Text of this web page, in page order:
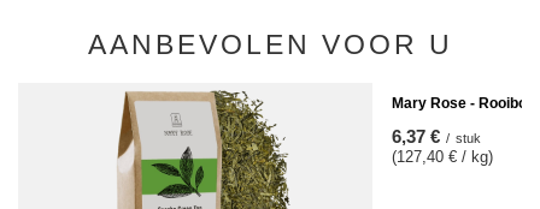
AANBEVOLEN VOOR U
Mary Rose -
6,37 € / stuk
(127,40 € / kg)